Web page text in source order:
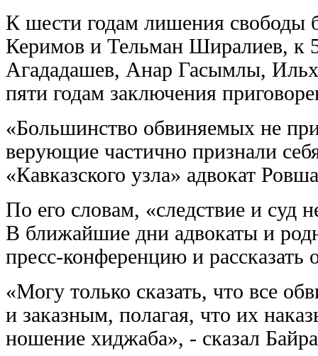
К шести годам лишения свободы
Керимов и Тельман Ширалиев, к
Агададашев, Анар Гасымлы,
пяти годам заключения
«Большинство обвиняемых не
верующие частично признали
«Кавказского узла» адвокат
По его словам, «следствие и суд
В ближайшие дни адвокаты и
пресс-конференцию и
«Могу только сказать, что все
и заказным, полагая, что их
ношение хиджаба», - сказал